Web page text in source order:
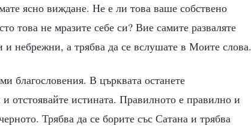
ясно виждане. Не е ли това ваше собствено
това не мразите себе си? Вие самите разваляте
и небрежни, а трябва да се вслушате в Моите слова.
благословения. В църквата останете
отстоявайте истината. Правилното е правилно и
Трябва да се борите със Сатана и трябва